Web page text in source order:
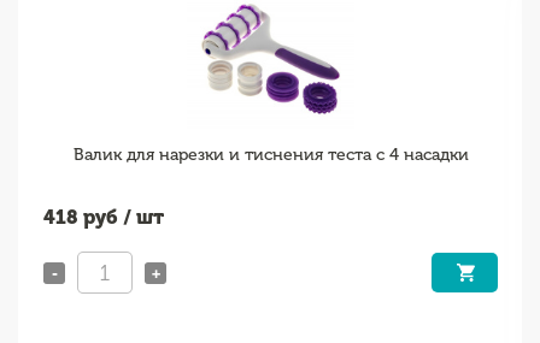
Валик для нарезки и тиснения теста с 4 насадки
418 руб / шт
- +